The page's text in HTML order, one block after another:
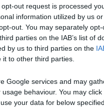
out request is processed
information utilized by us
out. You may separately
parties on the IAB’s list of
by us to third parties on the
to other third parties.
Google services and may
behaviour. You may
your data for below
delimitazion...
8,5 2